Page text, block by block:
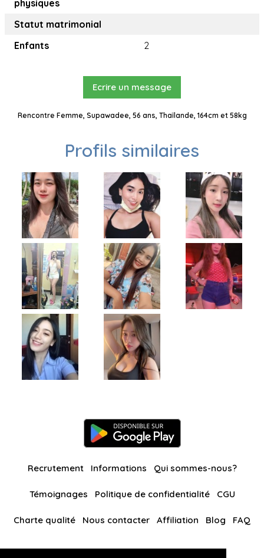
physiques
Statut matrimonial
Enfants
2
Ecrire un message
Rencontre Femme, Supawadee, 56 ans, Thaïlande, 164cm et 58kg
Profils similaires
Recrutement Informations Qui sommes-nous?
Témoignages Politique de confidentialité CGU
Charte qualité Nous contacter Affiliation Blog FAQ